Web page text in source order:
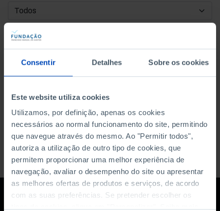
Consentir Detalhes Sobre os cookies
Este website utiliza cookies
Utilizamos, por definição, apenas os cookies
necessários ao normal funcionamento do site, permitindo
que navegue através do mesmo. Ao "Permitir todos",
autoriza a utilização de outro tipo de cookies, que
permitem proporcionar uma melhor experiência de
navegação, avaliar o desempenho do site ou apresentar
as melhores ofertas de produtos e serviços, de acordo
com as suas preferências. Se pretender escolher os
DATA DE INÍCIO
DATA DE FIM